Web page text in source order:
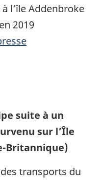
l’île Addenbroke
2019
suite à un
sur l’Île
Britannique)
transports du